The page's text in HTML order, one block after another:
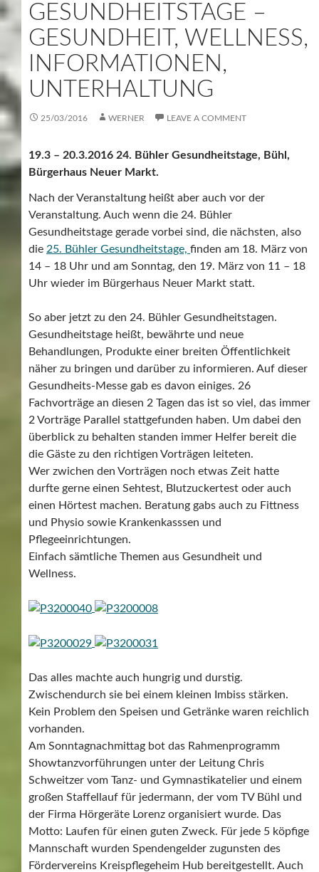
GESUNDHEITSTAGE –
GESUNDHEIT, WELLNESS,
INFORMATIONEN,
UNTERHALTUNG
25/03/2016 WERNER LEAVE A COMMENT
19.3 – 20.3.2016 24. Bühler Gesundheitstage, Bühl,
Bürgerhaus Neuer Markt.
Nach der Veranstaltung heißt aber auch vor der
Veranstaltung. Auch wenn die 24. Bühler
Gesundheitstage gerade vorbei sind, die nächsten, also
die 25. Bühler Gesundheitstage, finden am 18. März von
14 – 18 Uhr und am Sonntag, den 19. März von 11 – 18
Uhr wieder im Bürgerhaus Neuer Markt statt.
So aber jetzt zu den 24. Bühler Gesundheitstagen.
Gesundheitstage heißt, bewährte und neue
Behandlungen, Produkte einer breiten Öffentlichkeit
näher zu bringen und darüber zu informieren. Auf dieser
Gesundheits-Messe gab es davon einiges. 26
Fachvorträge an diesen 2 Tagen das ist so viel, das immer
2 Vorträge Parallel stattgefunden haben. Um dabei den
überblick zu behalten standen immer Helfer bereit die
die Gäste zu den richtigen Vorträgen leiteten.
Wer zwichen den Vorträgen noch etwas Zeit hatte
durfte gerne einen Sehtest, Blutzuckertest oder auch
einen Hörtest machen. Beratung gabs auch zu Fittness
und Physio sowie Krankenkasssen und
Pflegeeinrichtungen.
Einfach sämtliche Themen aus Gesundheit und
Wellness.
Das alles machte auch hungrig und durstig.
Zwischendurch sie bei einem kleinen Imbiss stärken.
Kein Problem den Speisen und Getränke waren reichlich
vorhanden.
Am Sonntagnachmittag bot das Rahmenprogramm
Showtanzvorführungen unter der Leitung Chris
Schweitzer vom Tanz- und Gymnastikatelier und einem
großen Staffellauf für jedermann, der vom TV Bühl und
der Firma Hörgeräte Lorenz organisiert wurde. Das
Motto: Laufen für einen guten Zweck. Für jede 5 köpfige
Mannschaft wurden Spendengelder zugunsten des
Fördervereins Kreispflegeheim Hub bereitgestellt. Auch